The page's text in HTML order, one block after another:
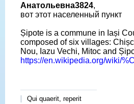
Анатольевна3824,
вот этот населенный пункт
Șipote is a commune in Iași
composed of six villages:
Nou, Iazu Vechi, Mitoc and
https://en.wikipedia.org/wiki/
Qui quaerit, reperit